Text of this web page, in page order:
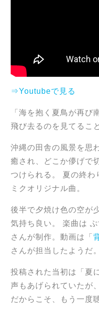
⇒Youtubeで見る
「海を抱く夏鳥が再び
飛び去るのを見てるこ
沖縄の田舎の風景を思
癒され、どこか儚げで
つけられる。 夏の終わ
ミクオリジナル曲。
後半で夕焼け色の空が
気持ち良い。 楽曲は
さんが制作。動画は「
さんが担当したようだ。
投稿された当初は「夏
声もあげられていたが
だからこそ、もう一度